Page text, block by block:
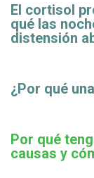
El cortisol
qué las
distensión
¿Por qué
Por qué
causas y